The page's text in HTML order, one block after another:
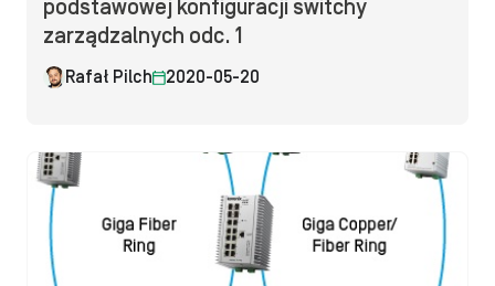
podstawowej konfiguracji switchy
zarządzalnych odc. 1
Rafał Pilch 2020-05-20